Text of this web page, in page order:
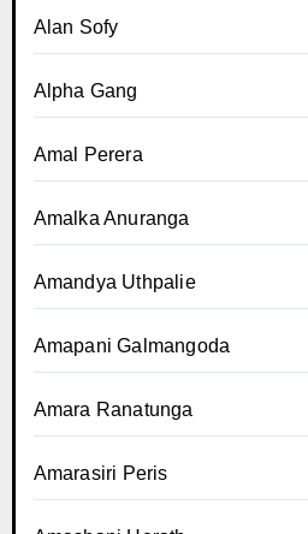
Alan Sofy
Alpha Gang
Amal Perera
Amalka Anuranga
Amandya Uthpalie
Amapani Galmangoda
Amara Ranatunga
Amarasiri Peris